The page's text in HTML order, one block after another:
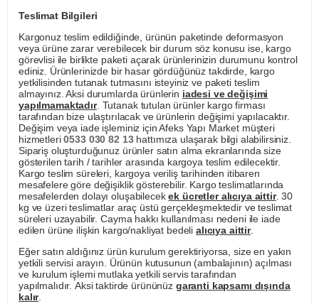
Teslimat Bilgileri
Kargonuz teslim edildiğinde, ürünün paketinde deformasyon
veya ürüne zarar verebilecek bir durum söz konusu ise, kargo
görevlisi ile birlikte paketi açarak ürünlerinizin durumunu kontrol
ediniz. Ürünlerinizde bir hasar gördüğünüz takdirde, kargo
yetkilisinden tutanak tutmasını isteyiniz ve paketi teslim
almayınız. Aksi durumlarda ürünlerin iadesi ve değişimi
yapılmamaktadır. Tutanak tutulan ürünler kargo firması
tarafından bize ulaştırılacak ve ürünlerin değişimi yapılacaktır.
Değişim veya iade işleminiz için Afeks Yapı Market müşteri
hizmetleri0533 030 82 13hattımıza ulaşarak bilgi alabilirsiniz.
Sipariş oluşturduğunuz ürünler satın alma ekranlarında size
gösterilen tarih / tarihler arasında kargoya teslim edilecektir.
Kargo teslim süreleri, kargoya veriliş tarihinden itibaren
mesafelere göre değişiklik gösterebilir. Kargo teslimatlarında
mesafelerden dolayı oluşabilecekek ücretler alıcıya aittir. 30
kg ve üzeri teslimatlar araç üstü gerçekleşmektedir ve teslimat
süreleri uzayabilir. Cayma hakkı kullanılması nedeni ile iade
edilen ürüne ilişkin kargo/nakliyat bedeli alıcıya aittir.
Eğer satın aldığınız ürün kurulum gerektiriyorsa, size en yakın
yetkili servisi arayın. Ürünün kutusunun (ambalajının) açılması
ve kurulum işlemi mutlaka yetkili servis tarafından
yapılmalıdır. Aksi taktirde ürününüz garanti kapsamı dışında
kalır.